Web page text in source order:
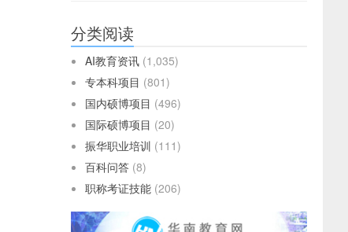
分类阅读
AI教育资讯 (1,035)
专本科项目 (801)
国内硕博项目 (496)
国际硕博项目 (20)
振华职业培训 (111)
百科问答 (8)
职称考证技能 (206)